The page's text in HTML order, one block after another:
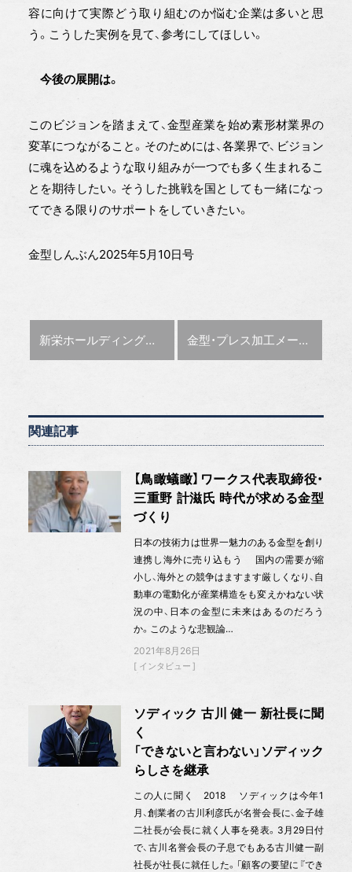
容に向けて実際どう取り組むのか悩む企業は多いと思
う。こうした実例を見て、参考にしてほしい。
今後の展開は。
このビジョンを踏まえて、金型産業を始め素形材業界の
変革につながること。そのためには、各業界で、ビジョン
に魂を込めるような取り組みが一つでも多く生まれるこ
とを期待したい。そうした挑戦を国としても一緒になっ
てできる限りのサポートをしていきたい。
金型しんぶん2025年5月10日号
前の記事 :
新栄ホールディングス 金型の新会社を設立 次の記事 :
金型・プレス加工メーカーと精密板金加工メーカーがロックバンド・ギタリストとコラボし、特注ギターパーツを製作
関連記事
【鳥瞰蟻瞰】ワークス代表取締役・
三重野 計滋氏 時代が求める金型
づくり
日本の技術力は世界一魅力のある金型を創り
連携し海外に売り込もう 国内の需要が縮
小し、海外との競争はますます厳しくなり、自
動車の電動化が産業構造をも変えかねない状
況の中、日本の金型に未来はあるのだろう
か。このような悲観論…
2021年8月26日
インタビュー
ソディック 古川 健一 新社長に聞
く
「できないと言わない」ソディック
らしさを継承
この人に聞く 2018 ソディックは今年1
月、創業者の古川利彦氏が名誉会長に、金子雄
二社長が会長に就く人事を発表。3月29日付
で、古川名誉会長の子息でもある古川健一副
社長が社長に就任した。「顧客の要望に『でき